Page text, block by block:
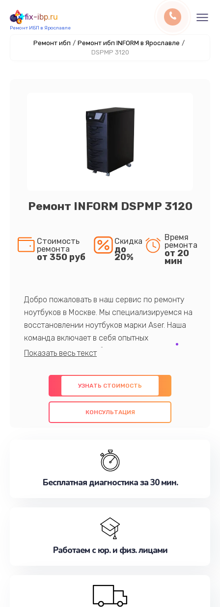
fix-ibp.ru
Ремонт ИБП в Ярославле
Ремонт ибп / Ремонт ибп INFORM в Ярославле /
DSPMP 3120
Ремонт INFORM DSPMP 3120
Стоимость
ремонта
от 350 руб
Скидка
до
20%
Время
ремонта
от 20
мин
Добро пожаловать в наш сервис по ремонту
ноутбуков в Москве. Мы специализируемся на
восстановлении ноутбуков марки Aser. Наша
команда включает в себя опытных
профессионалов с обширными знаниями и
предлагаем быстрый и качественный ремонт с
использованием оригинальных компонентов, а
также гарантируем качество всех
проведенных работ. Наша цель - предоставить
наилучшим образом. Не медлите записаться на
УЗНАТЬ СТОИМОСТЬ
КОНСУЛЬТАЦИЯ
Бесплатная диагностика за 30 мин.
Работаем с юр. и физ. лицами